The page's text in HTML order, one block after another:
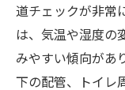
家庭で
法
水漏れ
道チェックが非常
は、気温や湿度の
みやすい傾向があ
下の配管、トイレ